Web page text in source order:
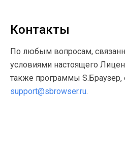
Контакты
По любым вопросам,
условиями настоящего
также программы S.Браузер,
support@sbrowser.ru.